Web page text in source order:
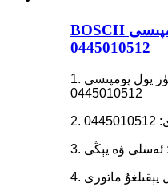
BOSCH ئەسلى دىزېل پومپىسى
0445010512
1. مەھسۇلات نامى: ئورتاق تۆمۈر يول پومپىسى
0445010512
ئەسلى ۋە يېڭى
يېقىلغۇ ماتورى